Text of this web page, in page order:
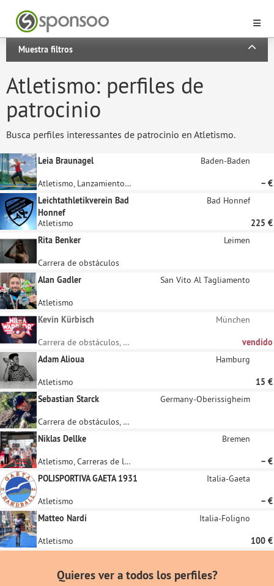
Muestra filtros
Atletismo: perfiles de
patrocinio
Busca perfiles interessantes de patrocinio en Atletismo.
Leia Braunagel Baden-Baden
Atletismo, Lanzamiento de Disco
– €
Leichtathletikverein Bad
Honnef
Bad Honnef
Atletismo
225 €
Rita Benker
Leimen
Carrera de obstáculos
Alan Gadler
San Vito Al Tagliamento
Atletismo
Kevin Kürbisch
München
Carrera de obstáculos, Atletismo
vendido
Adam Alioua
Hamburg
Atletismo
15 €
Sebastian Starck
Germany-Oberissigheim
Carrera de obstáculos, Carreras de larga distancia
Niklas Dellke
Bremen
Atletismo, Carreras de larga distancia
– €
POLISPORTIVA GAETA 1931
Italia-Gaeta
Atletismo
– €
Matteo Nardi
Italia-Foligno
Atletismo 100 €
Quieres ver a todos los perfiles?